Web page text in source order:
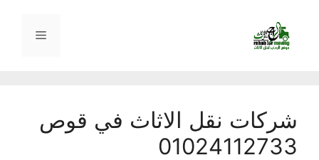
المحتوى
القائمة
شركات نقل الاثاث في قوص
01024112733